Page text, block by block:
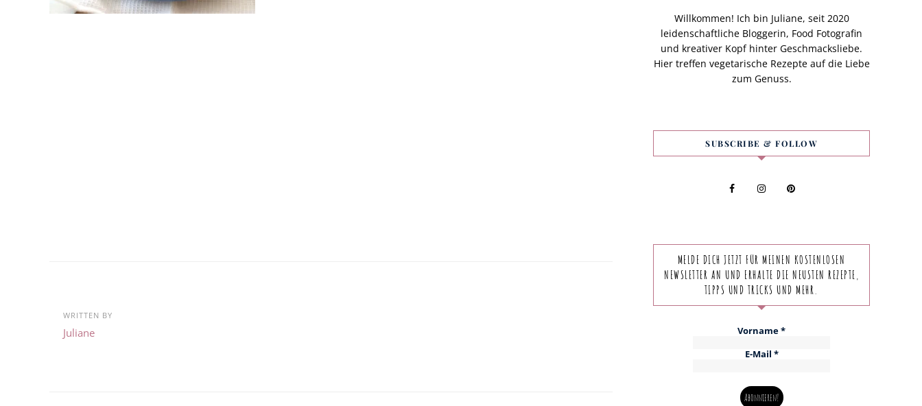
WRITTEN BY
Juliane
Willkommen! Ich bin Juliane, seit 2020
leidenschaftliche Bloggerin, Food Fotografin
und kreativer Kopf hinter Geschmacksliebe.
Hier treffen vegetarische Rezepte auf die Liebe
zum Genuss.
SUBSCRIBE & FOLLOW
MELDE DICH JETZT FÜR MEINEN KOSTENLOSEN
NEWSLETTER AN UND ERHALTE DIE NEUSTEN REZEPTE,
TIPPS UND TRICKS UND MEHR.
Vorname*
E-Mail *